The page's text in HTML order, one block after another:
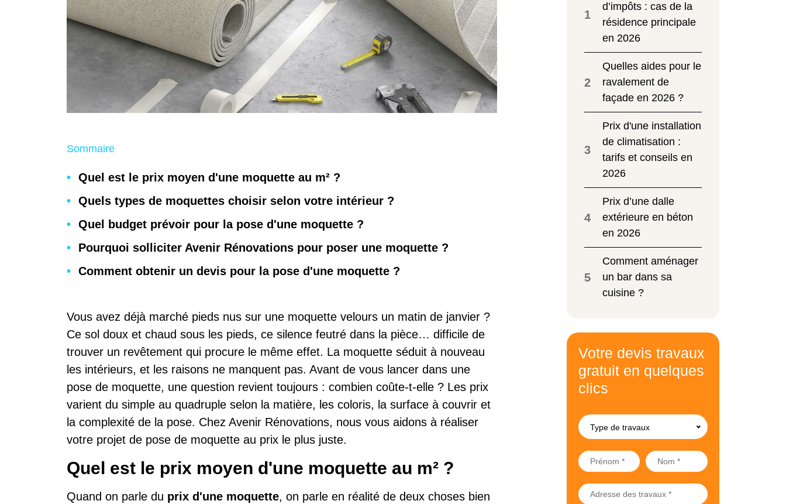
Sommaire
Quel est le prix moyen d'une moquette au m² ?
Quels types de moquettes choisir selon votre intérieur ?
Quel budget prévoir pour la pose d'une moquette ?
Pourquoi solliciter Avenir Rénovations pour poser une moquette ?
Comment obtenir un devis pour la pose d'une moquette ?
Vous avez déjà marché pieds nus sur une moquette velours un matin de janvier ?
Ce sol doux et chaud sous les pieds, ce silence feutré dans la pièce… difficile de
trouver un revêtement qui procure le même effet. La moquette séduit à nouveau
les intérieurs, et les raisons ne manquent pas. Avant de vous lancer dans une
pose de moquette, une question revient toujours : combien coûte-t-elle ? Les prix
varient du simple au quadruple selon la matière, les coloris, la surface à couvrir et
la complexité de la pose. Chez Avenir Rénovations, nous vous aidons à réaliser
votre projet de pose de moquette au prix le plus juste.
Quel est le prix moyen d'une moquette au m² ?
Quand on parle du prix d'une moquette, on parle en réalité de deux choses bien
1
d’impôts : cas de la
résidence principale
en 2026
2
Quelles aides pour le
ravalement de
façade en 2026 ?
3
Prix d'une installation
de climatisation :
tarifs et conseils en
2026
4
Prix d’une dalle
extérieure en béton
en 2026
5
Comment aménager
un bar dans sa
cuisine ?
Votre devis travaux
gratuit en quelques
clics
Type de travaux